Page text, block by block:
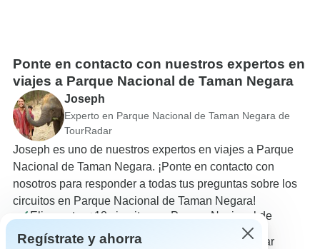
Ponte en contacto con nuestros expertos en
viajes a Parque Nacional de Taman Negara
Joseph
Experto en Parque Nacional de Taman Negara de
TourRadar
Joseph es uno de nuestros expertos en viajes a Parque
Nacional de Taman Negara. ¡Ponte en contacto con
nosotros para responder a todas tus preguntas sobre los
circuitos en Parque Nacional de Taman Negara!
Elige entre +18 circuitos en Parque Nacional de
15 reseñas verificadas de clientes de TourRadar
Regístrate y ahorra